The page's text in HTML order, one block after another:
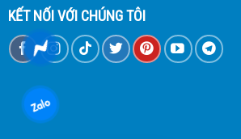
KẾT NỐI VỚI CHÚNG TÔI